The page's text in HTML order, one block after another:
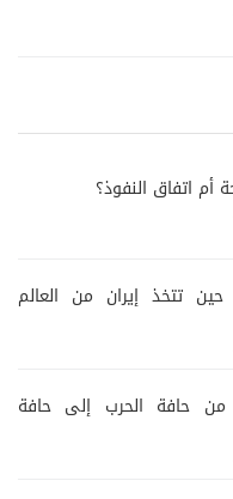
أم اتفاق النفوذ؟
تتخذ إيران من العالم
حافة الحرب إلى حافة